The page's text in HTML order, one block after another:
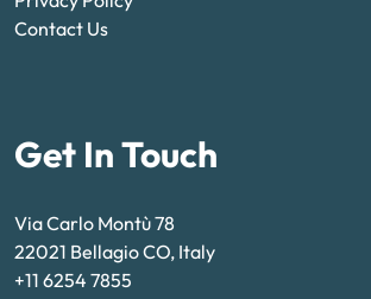
Contact Us
Get In Touch
Via Carlo Montù 78
22021 Bellagio CO, Italy
+11 6254 7855